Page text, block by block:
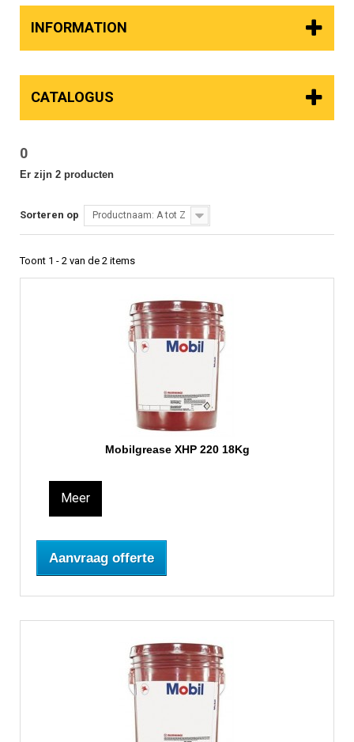
INFORMATION
CATALOGUS
0
Er zijn 2 producten
Sorteren op Productnaam: A tot Z
Toont 1 - 2 van de 2 items
Mobilgrease XHP 220 18Kg
Meer
Aanvraag offerte